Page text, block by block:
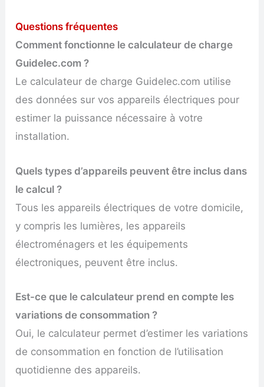
Questions fréquentes
Comment fonctionne le calculateur de charge
Guidelec.com ?
Le calculateur de charge Guidelec.com utilise
des données sur vos appareils électriques pour
estimer la puissance nécessaire à votre
installation.
Quels types d’appareils peuvent être inclus dans
le calcul ?
Tous les appareils électriques de votre domicile,
y compris les lumières, les appareils
électroménagers et les équipements
électroniques, peuvent être inclus.
Est-ce que le calculateur prend en compte les
variations de consommation ?
Oui, le calculateur permet d’estimer les variations
de consommation en fonction de l’utilisation
quotidienne des appareils.